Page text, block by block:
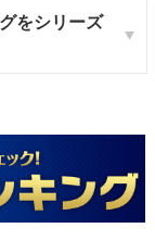
をシリーズ